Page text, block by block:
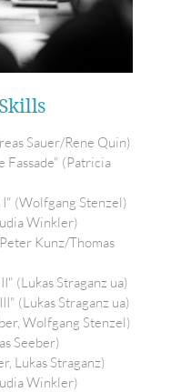
Sauer/Rene Quin)
(Patricia
(Wolfgang Stenzel)
Winkler)
Kunz/Thomas
(Lukas Straganz ua)
(Lukas Straganz ua)
Wolfgang Stenzel)
Seeber)
Lukas Straganz)
Winkler)